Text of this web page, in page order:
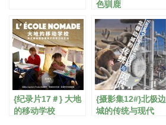
色驯鹿
{纪录片17＃} 大地
的移动学校
{摄影集12#}北极边
城的传统与现代